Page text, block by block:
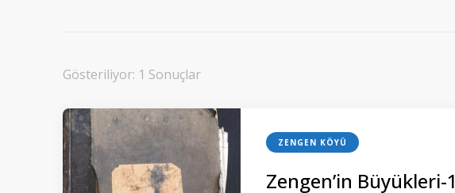
Gösteriliyor: 1 Sonuçlar
ZENGEN KÖYÜ
Zengen’in Büyükleri-1